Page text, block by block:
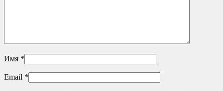
Имя *
Email *